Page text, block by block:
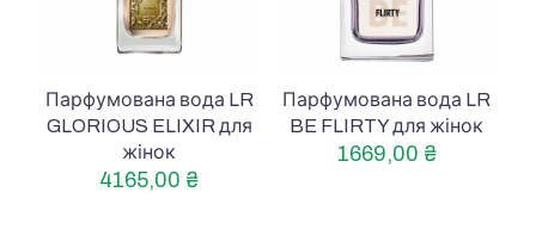
Парфумована вода LR
GLORIOUS ELIXIR для
жінок
4165,00 ₴
Парфумована вода LR
BE FLIRTY для жінок
1669,00 ₴